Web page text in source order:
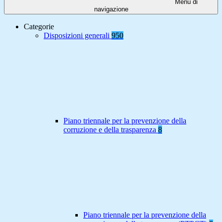
Menu di
navigazione
Categorie
Disposizioni generali 950
Piano triennale per la prevenzione della
corruzione e della trasparenza 8
Piano triennale per la prevenzione della